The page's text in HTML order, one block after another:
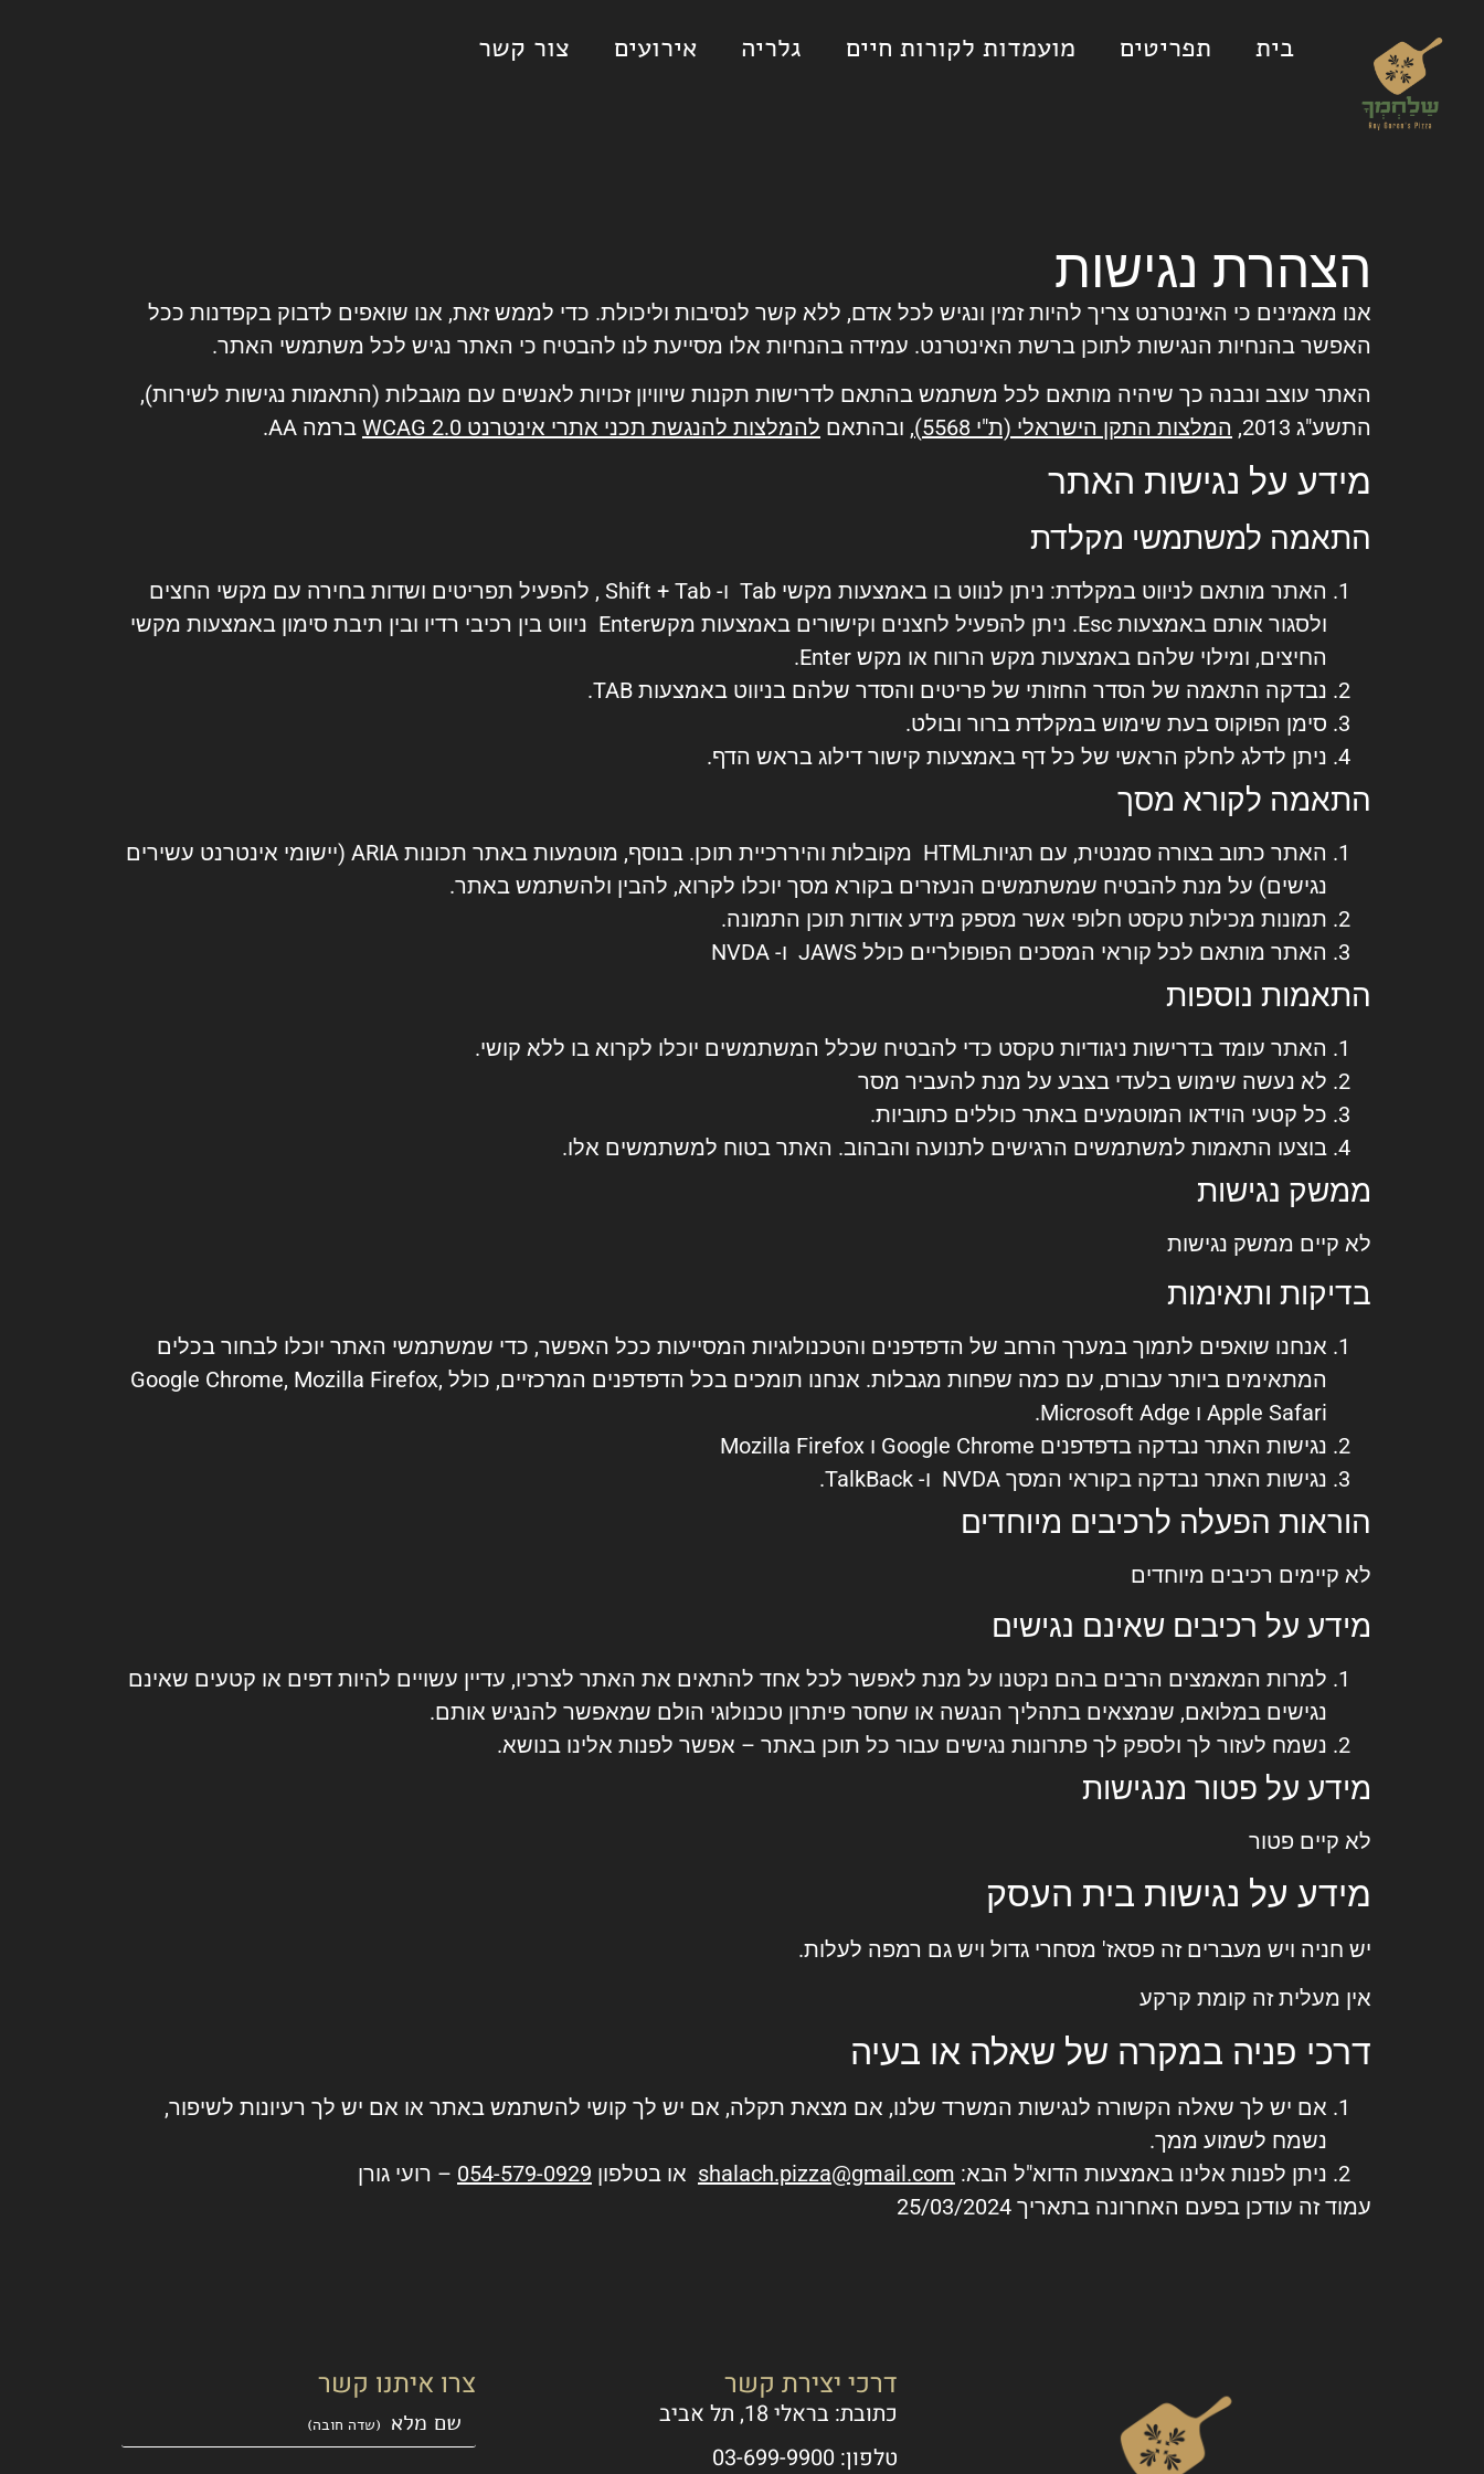
בית תפריטים מועמדות לקורות חיים גלריה אירועים צור קשר
הצהרת נגישות
אנו מאמינים כי האינטרנט צריך להיות זמין ונגיש לכל אדם, ללא קשר לנסיבות וליכולת. כדי לממש זאת, אנו שואפים לדבוק בקפדנות ככל
האפשר בהנחיות הנגישות לתוכן ברשת האינטרנט. עמידה בהנחיות אלו מסייעת לנו להבטיח כי האתר נגיש לכל משתמשי האתר.
האתר עוצב ונבנה כך שיהיה מותאם לכל משתמש בהתאם לדרישות תקנות שיוויון זכויות לאנשים עם מוגבלות (התאמות נגישות לשירות),
התשע"ג 2013,
המלצות התקן הישראלי (ת"י 5568) , ובהתאם להמלצות להנגשת תכני אתרי אינטרנט WCAG 2.0 ברמה AA.
מידע על נגישות האתר
התאמה למשתמשי מקלדת
האתר מותאם לניווט במקלדת: ניתן לנווט בו באמצעות מקשי Tab ו- Shift + Tab , להפעיל תפריטים ושדות בחירה עם מקשי החצים
ולסגור אותם באמצעות Esc. ניתן להפעיל לחצנים וקישורים באמצעות מקשEnter ניווט בין רכיבי רדיו ובין תיבת סימון באמצעות מקשי
החיצים, ומילוי שלהם באמצעות מקש הרווח או מקש Enter.
נבדקה התאמה של הסדר החזותי של פריטים והסדר שלהם בניווט באמצעות TAB.
סימן הפוקוס בעת שימוש במקלדת ברור ובולט.
ניתן לדלג לחלק הראשי של כל דף באמצעות קישור דילוג בראש הדף.
התאמה לקורא מסך
האתר כתוב בצורה סמנטית, עם תגיותHTML מקובלות והיררכיית תוכן. בנוסף, מוטמעות באתר תכונות ARIA (יישומי אינטרנט עשירים
נגישים) על מנת להבטיח שמשתמשים הנעזרים בקורא מסך יוכלו לקרוא, להבין ולהשתמש באתר.
תמונות מכילות טקסט חלופי אשר מספק מידע אודות תוכן התמונה.
האתר מותאם לכל קוראי המסכים הפופולריים כולל JAWS ו- NVDA
התאמות נוספות
האתר עומד בדרישות ניגודיות טקסט כדי להבטיח שכלל המשתמשים יוכלו לקרוא בו ללא קושי.
לא נעשה שימוש בלעדי בצבע על מנת להעביר מסר
כל קטעי הוידאו המוטמעים באתר כוללים כתוביות.
בוצעו התאמות למשתמשים הרגישים לתנועה והבהוב. האתר בטוח למשתמשים אלו.
ממשק נגישות
לא קיים ממשק נגישות
בדיקות ותאימות
אנחנו שואפים לתמוך במערך הרחב של הדפדפנים והטכנולוגיות המסייעות ככל האפשר, כדי שמשתמשי האתר יוכלו לבחור בכלים
המתאימים ביותר עבורם, עם כמה שפחות מגבלות. אנחנו תומכים בכל הדפדפנים המרכזיים, כולל Google Chrome, Mozilla Firefox,
Apple Safari ו Microsoft Adge.
נגישות האתר נבדקה בדפדפנים Google Chrome ו Mozilla Firefox
נגישות האתר נבדקה בקוראי המסך NVDA ו- TalkBack.
הוראות הפעלה לרכיבים מיוחדים
לא קיימים רכיבים מיוחדים
מידע על רכיבים שאינם נגישים
למרות המאמצים הרבים בהם נקטנו על מנת לאפשר לכל אחד להתאים את האתר לצרכיו, עדיין עשויים להיות דפים או קטעים שאינם
נגישים במלואם, שנמצאים בתהליך הנגשה או שחסר פיתרון טכנולוגי הולם שמאפשר להנגיש אותם.
נשמח לעזור לך ולספק לך פתרונות נגישים עבור כל תוכן באתר – אפשר לפנות אלינו בנושא.
מידע על פטור מנגישות
לא קיים פטור
מידע על נגישות בית העסק
יש חניה ויש מעברים זה פסאז' מסחרי גדול ויש גם רמפה לעלות.
אין מעלית זה קומת קרקע
דרכי פניה במקרה של שאלה או בעיה
אם יש לך שאלה הקשורה לנגישות המשרד שלנו, אם מצאת תקלה, אם יש לך קושי להשתמש באתר או אם יש לך רעיונות לשיפור,
נשמח לשמוע ממך.
ניתן לפנות אלינו באמצעות הדוא"ל הבא: shalach.pizza@gmail.com או בטלפון 054-579-0929 – רועי גורן
עמוד זה עודכן בפעם האחרונה בתאריך 25/03/2024
דרכי יצירת קשר
כתובת: בראלי 18, תל אביב
טלפון: 03-699-9900
צרו איתנו קשר
שם מלא